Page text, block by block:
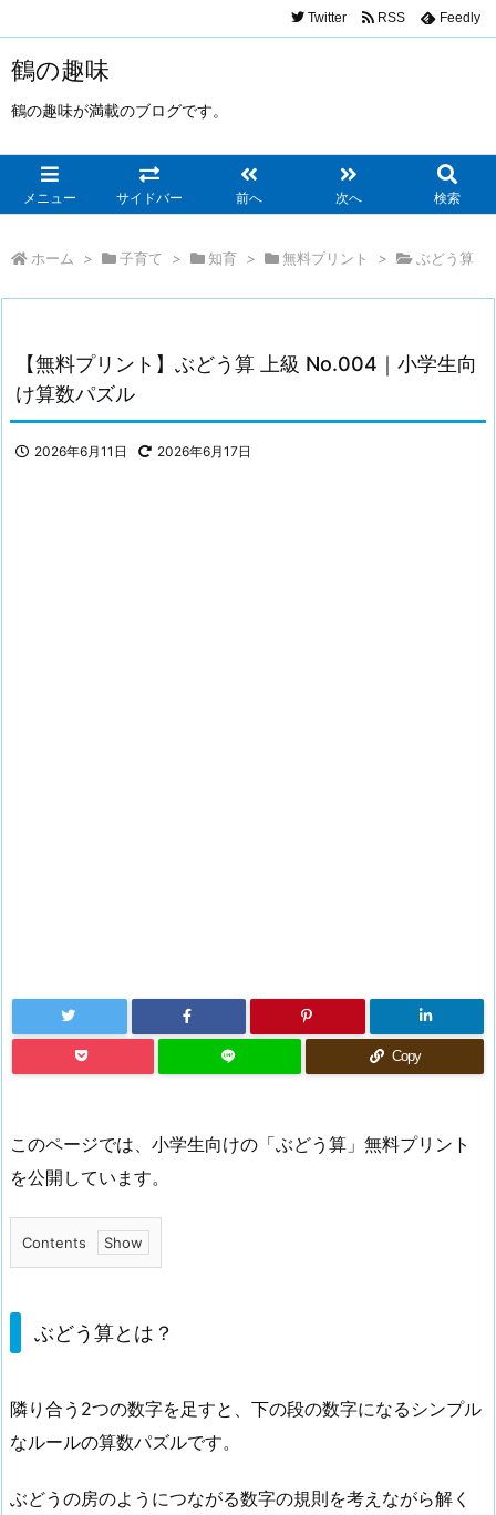
鶴の趣味
鶴の趣味が満載のブログです。
メニュー サイドバー 前へ 次へ 検索
Twitter RSS Feedly
ホーム > 子育て > 知育 > 無料プリント > ぶどう算
【無料プリント】ぶどう算 上級 No.004｜小学生向
け算数パズル
2026年6月11日 2026年6月17日
Copy
このページでは、小学生向けの「ぶどう算」無料プリント
を公開しています。
Contents
1.
ど
と
は？
1.
ぶどう算とは？
隣り合う2つの数字を足すと、下の段の数字になるシンプル
なルールの算数パズルです。
ぶどうの房のようにつながる数字の規則を考えながら解く